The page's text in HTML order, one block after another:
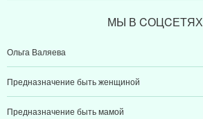
МЫ В CОЦCЕТЯХ
Ольга Валяева
Предназначение быть женщиной
Предназначение быть мамой